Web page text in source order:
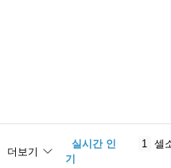
더보기
실시간 인
기
셀소